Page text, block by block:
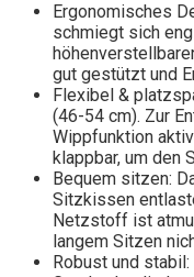
Ergonomisches
schmiegt sich
gut gestützt und
Flexibel &
(46-54 cm). Zur
Wippfunktion
klappbar, um den
Bequem sitzen:
Sitzkissen
Netzstoff ist
langem Sitzen
Robust und